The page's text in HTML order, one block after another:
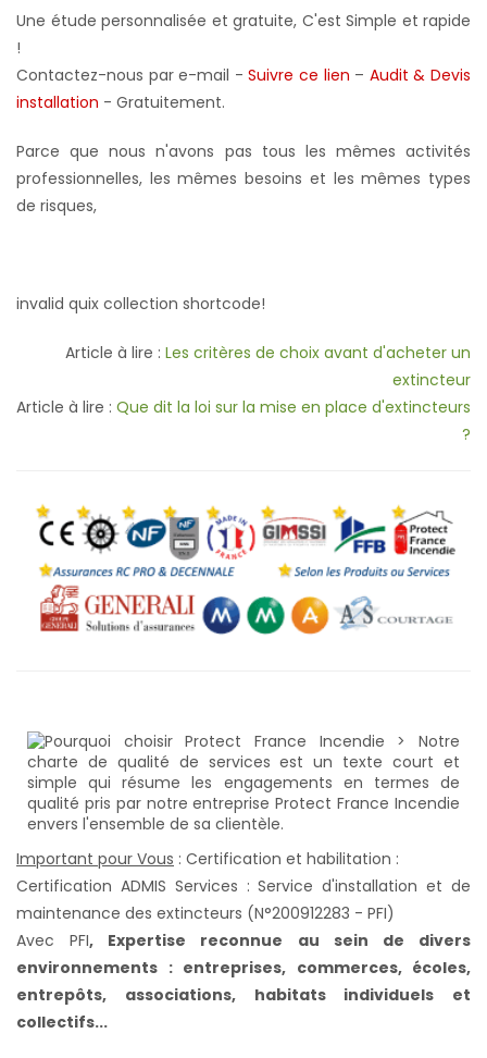
Une étude personnalisée et gratuite, C'est Simple et rapide
!
Contactez-nous par e-mail -Suivre ce lien – Audit & Devis
installation - Gratuitement.
Parce que nous n'avons pas tous les mêmes activités
professionnelles, les mêmes besoins et les mêmes types
de risques,
invalid quix collection shortcode!
Article à lire : Les critères de choix avant d'acheter un
extincteur
Article à lire : Que dit la loi sur la mise en place d'extincteurs
?
Important pour Vous : Certification et habilitation :
Certification ADMIS Services : Service d'installation et de
maintenance des extincteurs (N°200912283 - PFI)
Avec PFI, Expertise reconnue au sein de divers
environnements : entreprises, commerces, écoles,
entrepôts, associations, habitats individuels et
collectifs...